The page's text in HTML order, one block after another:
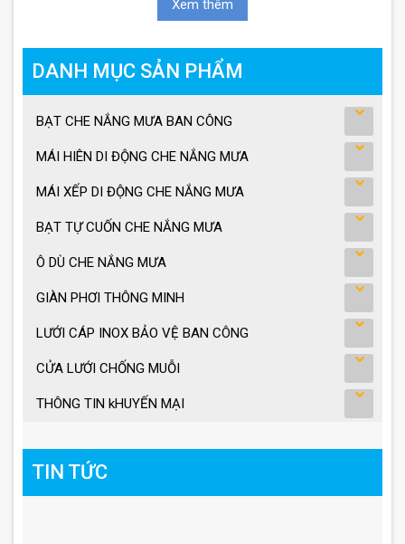
Xem thêm
DANH MỤC SẢN PHẨM
BẠT CHE NẮNG MƯA BAN CÔNG
MÁI HIÊN DI ĐỘNG CHE NẮNG MƯA
MÁI XẾP DI ĐỘNG CHE NẮNG MƯA
BẠT TỰ CUỐN CHE NẮNG MƯA
Ô DÙ CHE NẮNG MƯA
GIÀN PHƠI THÔNG MINH
LƯỚI CÁP INOX BẢO VỆ BAN CÔNG
CỬA LƯỚI CHỐNG MUỖI
THÔNG TIN kHUYẾN MẠI
TIN TỨC